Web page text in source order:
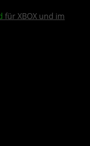
für XBOX und im